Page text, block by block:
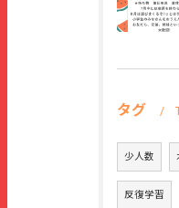
タグ
少人数
反復学習